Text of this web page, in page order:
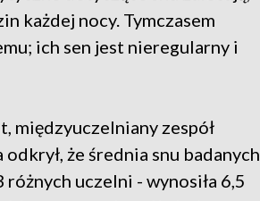
każdej nocy. Tymczasem
ich sen jest nieregularny i
międzyuczelniany zespół
że średnia snu badanych
uczelni - wynosiła 6,5